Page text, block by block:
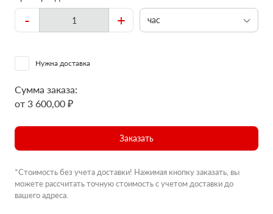
- + час
Нужна доставка
Сумма заказа:
от 3 600,00 ₽
Заказать
*Стоимость без учета доставки! Нажимая кнопку заказать, вы
можете рассчитать точную стоимость с учетом доставки до
вашего адреса.